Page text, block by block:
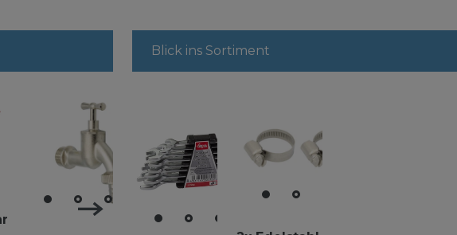
Blick ins Sortiment